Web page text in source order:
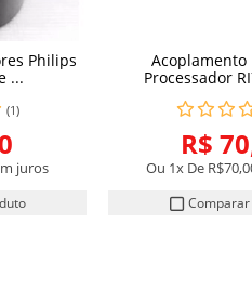
Philips
...
(1)
juros
Acoplamento
Processador
R$
Ou 1x De